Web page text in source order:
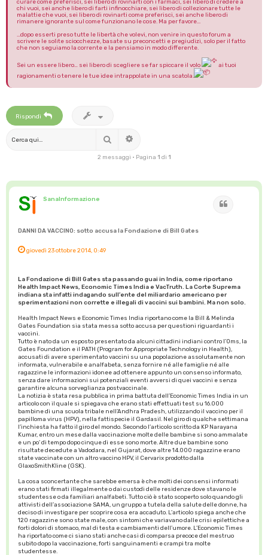
curare come preferisci, sei libero di rovinarti con i farmaci, sei libero di credere a
chi vuoi, sei anche libero di farti infinocchiare, sei libero di collezionare tutte le
malattie che vuoi, sei libero di rovinarti come preferisci, sei anche libero di
rimanere ignorante sul come funzionano le cose. Ma per favore...
...dopo esserti preso tutte le libertà che volevi, non venire in questo forum a
scrivere le solite sciocchezze, basate su preconcetti e pregiudizi, solo per il fatto
che non seguiamo la corrente e la pensiamo in modo differente.
Sei un essere libero… sei libero di scegliere se far spiccare il volo
ai tuoi
ragionamenti o tenere le tue idee intrappolate in una scatola.
Rispondi
Cerca
2 messaggi • Pagina 1 di 1
SanaInformazione
DANNI DA VACCINO: sotto accusa la Fondazione di Bill Gates
giovedì 23 ottobre 2014, 0:49
La Fondazione di Bill Gates sta passando guai in India, come riportano
Health Impact News, Economic Times India e VacTruth. La Corte Suprema
indiana sta infatti indagando sull’ente del miliardario americano per
sperimentazioni non corrette e illegali di vaccini sui bambini. Ma non solo.
Health Impact News e Economic Times India riportano come la Bill & Melinda
Gates Foundation sia stata messa sotto accusa per questioni riguardanti i
vaccini.
Tutto è nato da un esposto presentato da alcuni cittadini indiani contro l’Oms, la
Gates Foundation e il PATH (Program for Appropriate Technology in Health),
accusati di avere sperimentato vaccini su una popolazione assolutamente non
informata, vulnerabile e analfabeta, senza fornire né alle famiglie né alle
ragazzine le informazioni idonee ad ottenere appunto un consenso informato,
senza dare informazioni sui potenziali eventi avversi di quei vaccini e senza
garantire alcuna sorveglianza postvaccinale.
La notizia è stata resa pubblica in prima battuta dell’Economic Times India in un
articolo con il quale si spiegava che erano stati effettuati test su 16.000
bambine di una scuola tribale nell’Andhra Pradesh, utilizzando il vaccino per il
papilloma virus (HPV), nella fattispecie il Gardasil. Nel giro di qualche settimana
l’inchiesta ha fatto il giro del mondo. Secondo l’articolo scritto da KP Narayana
Kumar, entro un mese dalla vaccinazione molte delle bambine si sono ammalate
e un po’ di tempo dopo cinque di esse sono morte. Altre due bambine sono
risultate decedute a Vadodara, nel Gujarat, dove altre 14.000 ragazzine erano
state vaccinate con un altro vaccino HPV, il Cervarix prodotto dalla
GlaxoSmithKline (GSK).
La cosa sconcertante che sarebbe emersa è che molti dei consensi informati
erano stati firmati illegalmente o dai custodi delle residenze dove stavano le
studentesse o da familiari analfabeti. Tutto ciò è stato scoperto solo quando gli
attivisti dell’associazione SAMA, un gruppo a tutela della salute delle donne, ha
deciso di investigare per scoprire cosa era accaduto. L’articolo spiega anche che
120 ragazzine sono state male, con sintomi che variavano dalle crisi epilettiche a
forti dolori di stomaco, mal di testa e cambiamenti dell’umore. L’Economic Times
ha riportato come ci siano stati anche casi di comparsa precoce del mestruo
subito dopo la vaccinazione, forti sanguinamenti e crampi tra molte
studentesse.